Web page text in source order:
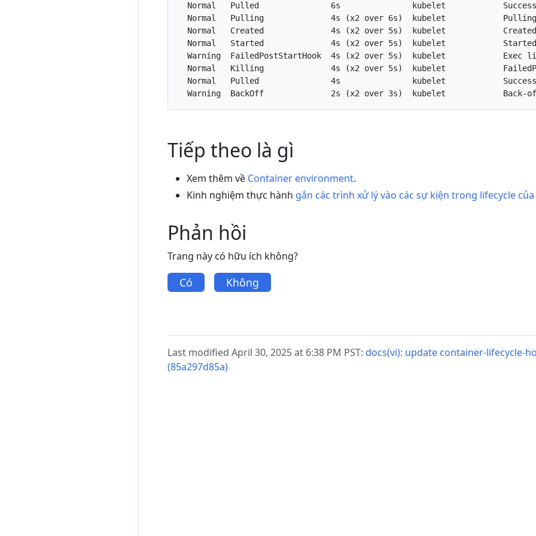
Normal   Pulled               6s               kubelet
Normal   Pulling              4s (x2 over 6s)  kubelet
Normal   Created              4s (x2 over 5s)  kubelet
Normal   Started              4s (x2 over 5s)  kubelet
Warning  FailedPostStartHook  4s (x2 over 5s)  kubelet            Exec
Normal   Killing              4s (x2 over 5s)  kubelet
Normal   Pulled               4s               kubelet
Tiếp theo là gì
Xem thêm về Container environment.
Kinh nghiệm thực hành gắn các trình xử lý vào các sự kiện trong lifecycle
Phản hồi
Trang này có hữu ích không?
Có Không
Last modified April 30, 2025 at 6:38 PM PST: docs(vi): update container-lifecycle-
(85a297d85a)